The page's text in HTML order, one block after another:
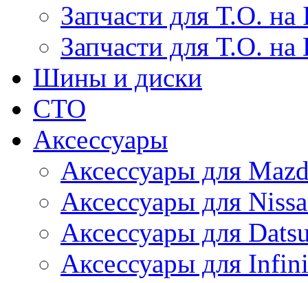
Запчасти для Т.О.
Запчасти для Т.О. на
Шины и диски
СТО
Аксессуары
Аксессуары для
Аксессуары для
Аксессуары для
Аксессуары для